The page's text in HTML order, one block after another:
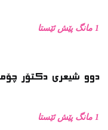
1 مانگ پێش ئێستا
دوو شیعری دکتۆر
1 مانگ پێش ئێستا